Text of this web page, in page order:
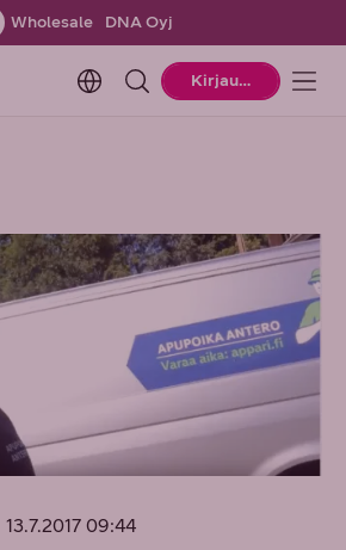
Wholesale DNA Oyj
Change language. Current
Kirjaudu
13.7.2017 09:44